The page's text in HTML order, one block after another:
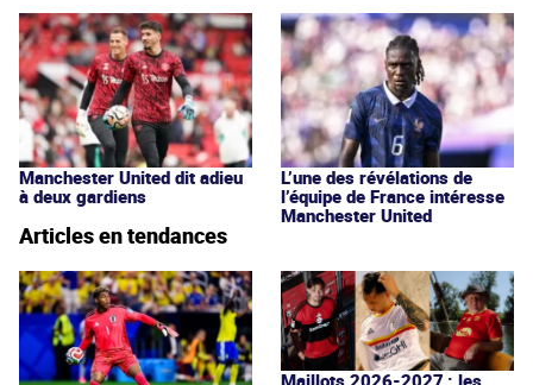
Manchester United dit adieu
à deux gardiens
L’une des révélations de
l’équipe de France intéresse
Manchester United
Articles en tendances
Maillots 2026-2027 : les